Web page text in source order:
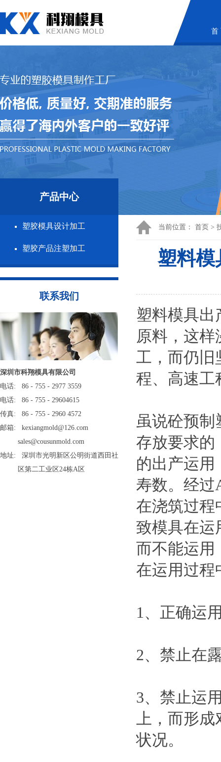
首
产品中心
塑胶模具设计加工
塑胶产品注塑加工
联系我们
深圳市科翔模具有限公司
电话: 86 - 755 - 2977 3559
电话: 86 - 755 - 29604615
传真: 86 - 755 - 2960 4572
邮箱: kexiangmold@126.com
sales@cousunmold.com
地址: 深圳市光明新区公明街道西田社
区第二工业区24栋A区
当前位置： 首页 >
塑料模
塑料模具出
原料，这
工，而仍旧
程、高速工
虽说砼预
存放要求的
的出产运用
寿数。经过
在浇筑过程
致模具在运
而不能运用
在运用过程
1、正确运
2、禁止在
3、禁止运
上，而形
状况。